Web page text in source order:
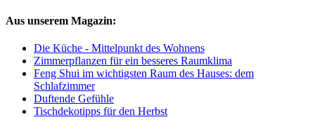
Aus unserem Magazin:
Die Küche - Mittelpunkt des Wohnens
Zimmerpflanzen für ein besseres Raumklima
Feng Shui im wichtigsten Raum des Hauses: dem
Schlafzimmer
Duftende Gefühle
Tischdekotipps für den Herbst